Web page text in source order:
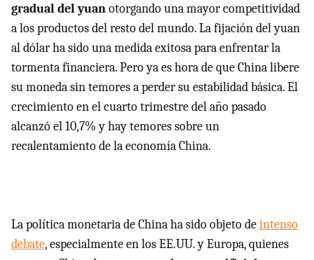
gradual del yuanotorgando una mayor competitividad
a los productos del resto del mundo. La fijación del yuan
al dólar ha sido una medida exitosa para enfrentar la
tormenta financiera. Pero ya es hora de que China libere
su moneda sin temores a perder su estabilidad básica. El
crecimiento en el cuarto trimestre del año pasado
alcanzó el 10,7% y hay temores sobre un
recalentamiento de la economía China.
La política monetaria de China ha sido objeto deintenso
debate, especialmente en los EE.UU. y Europa, quienes